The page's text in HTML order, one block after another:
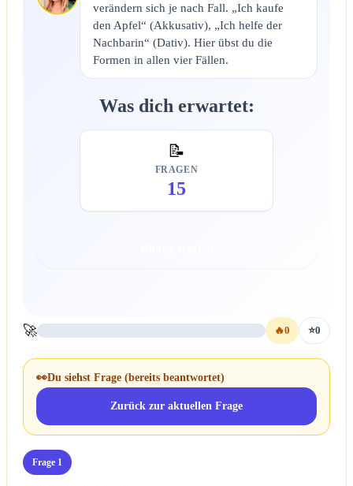
verändern sich je nach Fall. „Ich kaufe
den Apfel“ (Akkusativ), „Ich helfe der
Nachbarin“ (Dativ). Hier übst du die
Formen in allen vier Fällen.
Was dich erwartet:
📝
FRAGEN
15
🚀 🔥0 ⭐0
👀Du siehst Frage (bereits beantwortet)
Zurück zur aktuellen Frage
Frage 1